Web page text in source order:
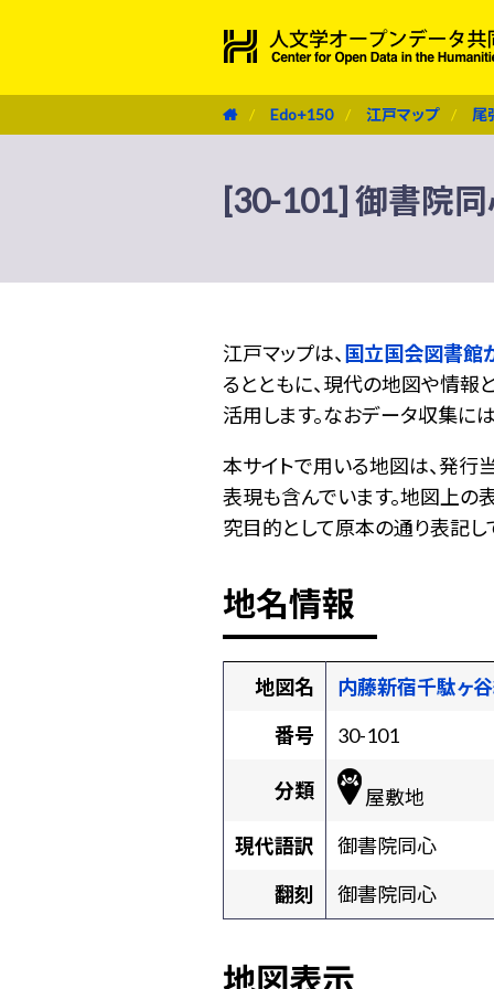
Edo+150 江戸マップ 尾
[30-101] 御書院
江戸マップは、 国立国会図書館
るとともに、現代の地図や情報
活用します。なおデータ収集に
本サイトで用いる地図は、発行
表現も含んでいます。地図上の
究目的として原本の通り表記し
地名情報
地図名
内藤新宿千駄ヶ
番号
30-101
分類
屋敷地
現代語訳
御書院同心
翻刻
御書院同心
地図表示